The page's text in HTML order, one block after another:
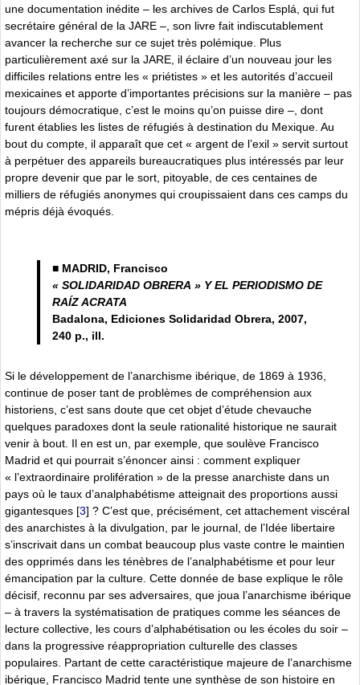
une documentation inédite – les archives de Carlos Esplá, qui fut
secrétaire général de la JARE –, son livre fait indiscutablement
avancer la recherche sur ce sujet très polémique. Plus
particulièrement axé sur la JARE, il éclaire d’un nouveau jour les
difficiles relations entre les « priétistes » et les autorités d’accueil
mexicaines et apporte d’importantes précisions sur la manière – pas
toujours démocratique, c’est le moins qu’on puisse dire –, dont
furent établies les listes de réfugiés à destination du Mexique. Au
bout du compte, il apparaît que cet « argent de l’exil » servit surtout
à perpétuer des appareils bureaucratiques plus intéressés par leur
propre devenir que par le sort, pitoyable, de ces centaines de
milliers de réfugiés anonymes qui croupissaient dans ces camps du
mépris déjà évoqués.
■ MADRID, Francisco
« SOLIDARIDAD OBRERA » Y EL PERIODISMO DE
RAÍZ ACRATA
Badalona, Ediciones Solidaridad Obrera, 2007,
240 p., ill.
Si le développement de l’anarchisme ibérique, de 1869 à 1936,
continue de poser tant de problèmes de compréhension aux
historiens, c’est sans doute que cet objet d’étude chevauche
quelques paradoxes dont la seule rationalité historique ne saurait
venir à bout. Il en est un, par exemple, que soulève Francisco
Madrid et qui pourrait s’énoncer ainsi : comment expliquer
« l’extraordinaire prolifération » de la presse anarchiste dans un
pays où le taux d’analphabétisme atteignait des proportions aussi
gigantesques [3] ? C’est que, précisément, cet attachement viscéral
des anarchistes à la divulgation, par le journal, de l’Idée libertaire
s’inscrivait dans un combat beaucoup plus vaste contre le maintien
des opprimés dans les ténèbres de l’analphabétisme et pour leur
émancipation par la culture. Cette donnée de base explique le rôle
décisif, reconnu par ses adversaires, que joua l’anarchisme ibérique
– à travers la systématisation de pratiques comme les séances de
lecture collective, les cours d’alphabétisation ou les écoles du soir –
dans la progressive réappropriation culturelle des classes
populaires. Partant de cette caractéristique majeure de l’anarchisme
ibérique, Francisco Madrid tente une synthèse de son histoire en